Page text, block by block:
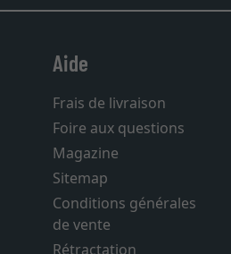
Aide
Frais de livraison
Foire aux questions
Magazine
Sitemap
Conditions générales
de vente